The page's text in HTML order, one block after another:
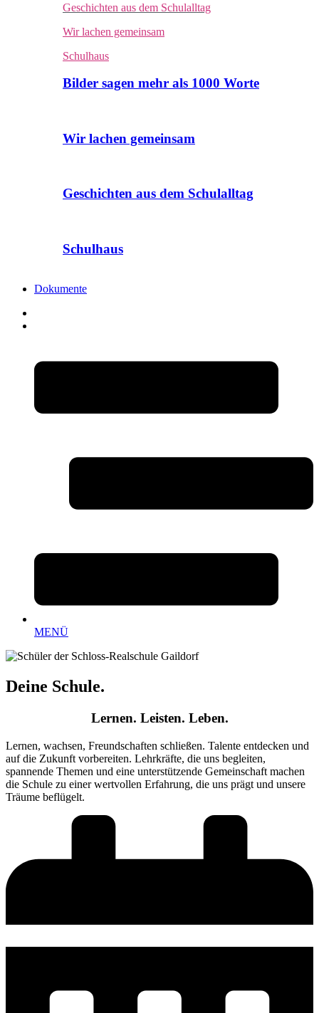
Geschichten aus dem Schulalltag
Wir lachen gemeinsam
Schulhaus
Bilder sagen mehr als 1000 Worte
Wir lachen gemeinsam
Geschichten aus dem Schulalltag
Schulhaus
Dokumente
MENÜ
Deine Schule.
Lernen. Leisten. Leben.
Lernen, wachsen, Freundschaften schließen. Talente entdecken und
auf die Zukunft vorbereiten. Lehrkräfte, die uns begleiten,
spannende Themen und eine unterstützende Gemeinschaft machen
die Schule zu einer wertvollen Erfahrung, die uns prägt und unsere
Träume beflügelt.